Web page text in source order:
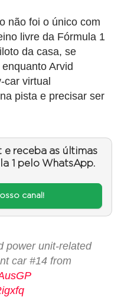
não foi o único com
livre da Fórmula 1
da casa, se
Arvid
car virtual
pista e precisar ser
e receba as últimas
1 pelo WhatsApp.
canal!
power unit-related
car #14 from